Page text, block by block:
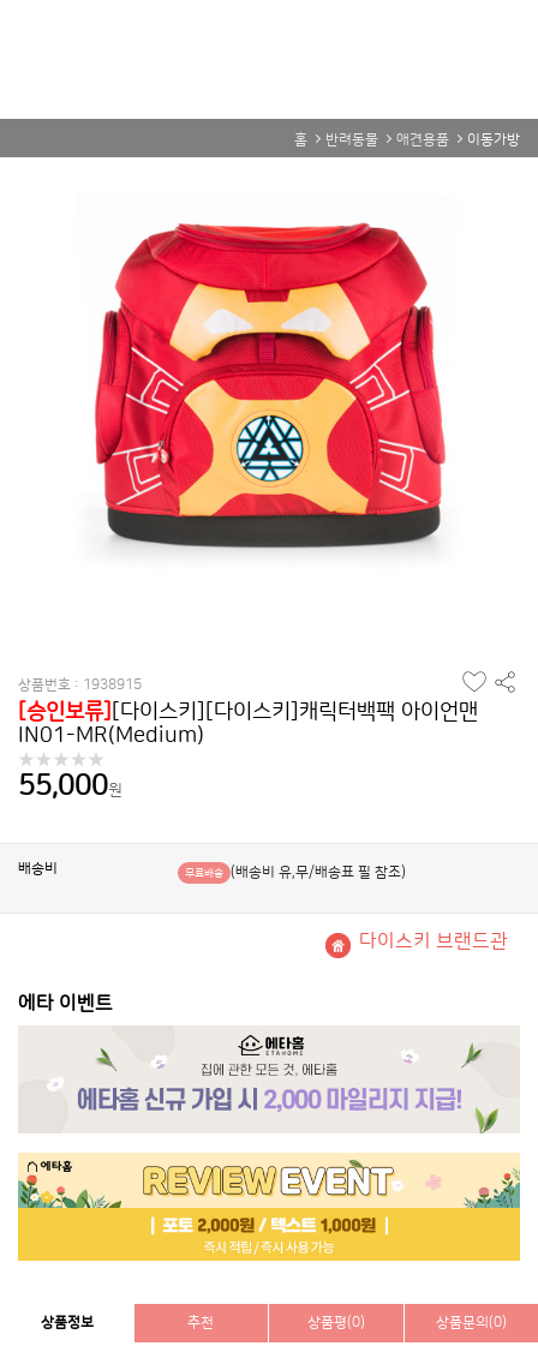
홈 반려동물 애견용품 이동가방
상품번호 : 1938915
[승인보류] [다이스키][다이스키]캐릭터백팩 아이언맨
IN01-MR(Medium)
55,000원
찜 공
배송비 무료배송 (배송비 유,무/배송표 필 참조)
다이스키 브랜드관
에타 이벤트
상품정보 추천 상품평(0) 상품문의(0)